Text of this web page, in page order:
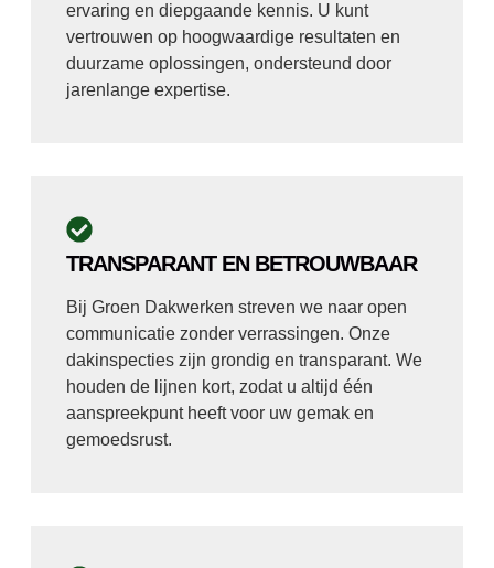
ervaring en diepgaande kennis. U kunt
vertrouwen op hoogwaardige resultaten en
duurzame oplossingen, ondersteund door
jarenlange expertise.
TRANSPARANT EN BETROUWBAAR
Bij Groen Dakwerken streven we naar open
communicatie zonder verrassingen. Onze
dakinspecties zijn grondig en transparant. We
houden de lijnen kort, zodat u altijd één
aanspreekpunt heeft voor uw gemak en
gemoedsrust.